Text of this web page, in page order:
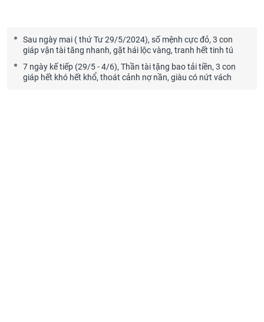
Sau ngày mai ( thứ Tư 29/5/2024), số mệnh cực đỏ, 3 con
giáp vận tài tăng nhanh, gặt hái lộc vàng, tranh hết tinh tú
7 ngày kế tiếp (29/5 - 4/6), Thần tài tặng bao tải tiền, 3 con
giáp hết khó hết khổ, thoát cảnh nợ nần, giàu có nứt vách